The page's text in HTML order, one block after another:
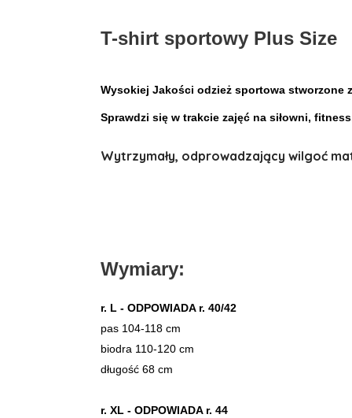
T-shirt sportowy Plus Size
Wysokiej Jakości odzież sportowa stworzone
Sprawdzi się w trakcie zajęć na siłowni,
Wytrzymały, odprowadzający wilgoć
Wymiary:
r. L - ODPOWIADA r. 40/42
pas 104-118 cm
biodra 110-120 cm
długość 68 cm
r. XL - ODPOWIADA r. 44